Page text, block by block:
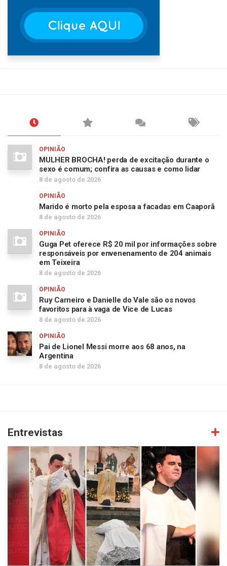
OPINIÃO
MULHER BROCHA! perda de excitação durante o
sexo é comum; confira as causas e como lidar
8 de agosto de 2026
OPINIÃO
Marido é morto pela esposa a facadas em Caaporã
8 de agosto de 2026
OPINIÃO
Guga Pet oferece R$ 20 mil por informações sobre
responsáveis por envenenamento de 204 animais
em Teixeira
8 de agosto de 2026
OPINIÃO
Ruy Carneiro e Danielle do Vale são os novos
favoritos para à vaga de Vice de Lucas
8 de agosto de 2026
OPINIÃO
Pai de Lionel Messi morre aos 68 anos, na
Argentina
8 de agosto de 2026
Entrevistas